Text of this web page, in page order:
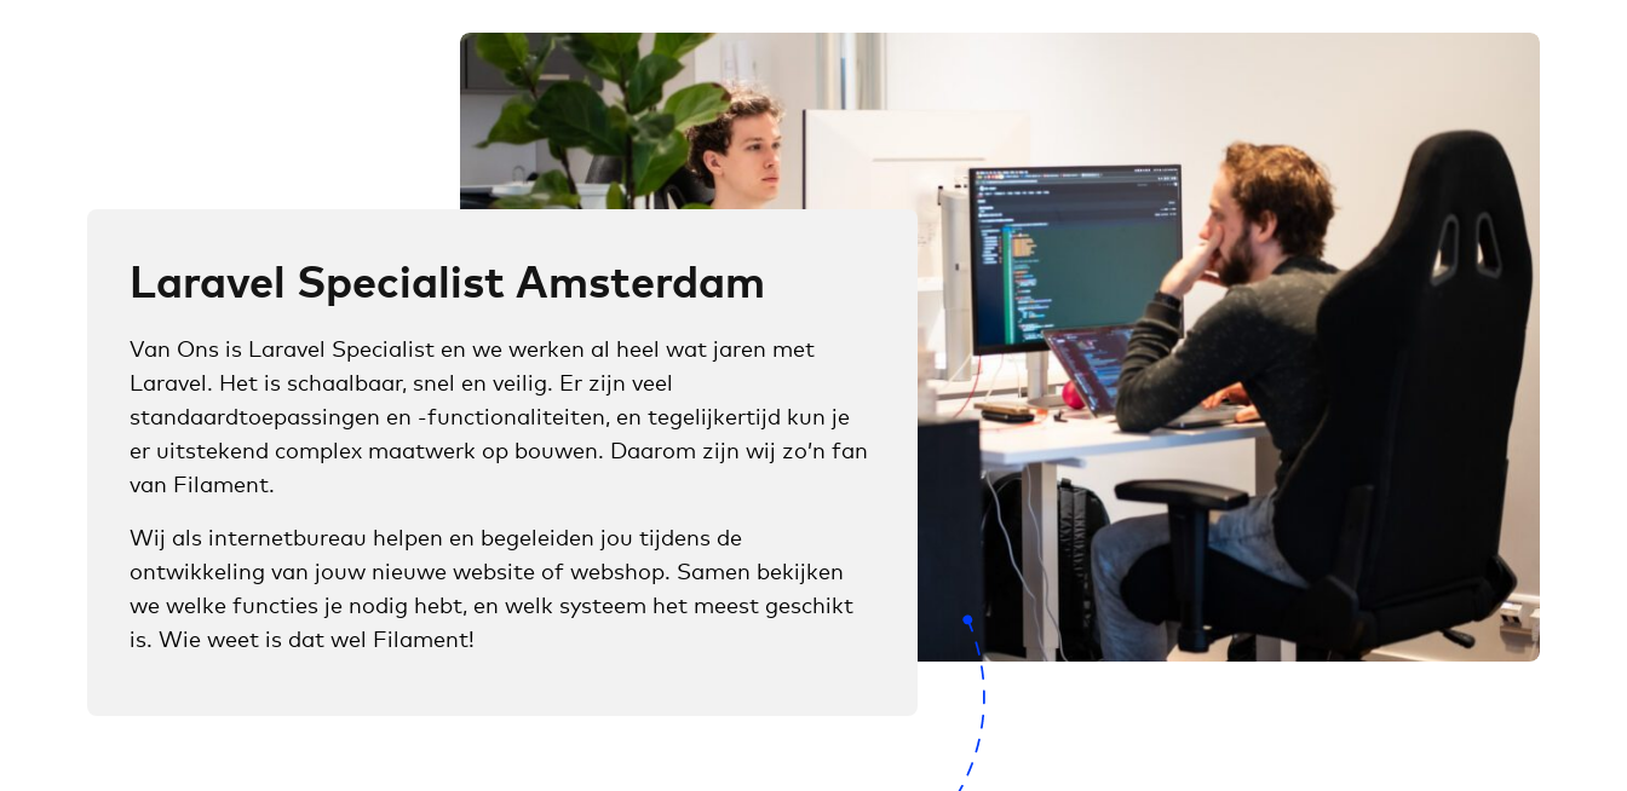
Laravel Specialist Amsterdam
Van Ons is Laravel Specialist en we werken al heel wat jaren met
Laravel. Het is schaalbaar, snel en veilig. Er zijn veel
standaardtoepassingen en -functionaliteiten, en tegelijkertijd kun je
er uitstekend complex maatwerk op bouwen. Daarom zijn wij zo’n fan
van Filament.
Wij als internetbureau helpen en begeleiden jou tijdens de
ontwikkeling van jouw nieuwe website of webshop. Samen bekijken
we welke functies je nodig hebt, en welk systeem het meest geschikt
is. Wie weet is dat wel Filament!